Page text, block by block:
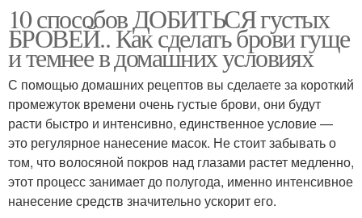
10 способов ДОБИТЬСЯ густых
БРОВЕЙ.. Как сделать брови гуще
и темнее в домашних условиях
С помощью домашних рецептов вы сделаете за короткий
промежуток времени очень густые брови, они будут
расти быстро и интенсивно, единственное условие —
это регулярное нанесение масок. Не стоит забывать о
том, что волосяной покров над глазами растет медленно,
этот процесс занимает до полугода, именно интенсивное
нанесение средств значительно ускорит его.